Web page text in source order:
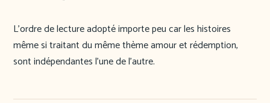
L’ordre de lecture adopté importe peu car les histoires
même si traitant du même thème amour et rédemption,
sont indépendantes l’une de l’autre.